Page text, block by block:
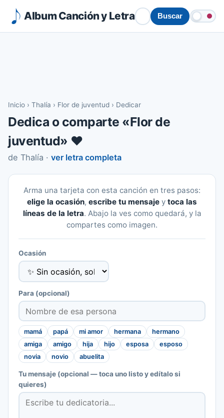
Album Canción y Letra Buscar
Inicio › Thalía › Flor de juventud › Dedicar
Dedica o comparte «Flor de
juventud» ❤️
de Thalía · ver letra completa
Arma una tarjeta con esta canción en tres pasos:
elige la ocasión, escribe tu mensaje y toca las
líneas de la letra. Abajo la ves como quedará, y la
compartes como imagen.
Ocasión
Para (opcional)
mamá papá mi amor hermana
hermano
amiga
amigo hija hijo esposa
esposo
novia
novio abuelita
Tu mensaje (opcional — toca uno listo y edítalo si
quieres)